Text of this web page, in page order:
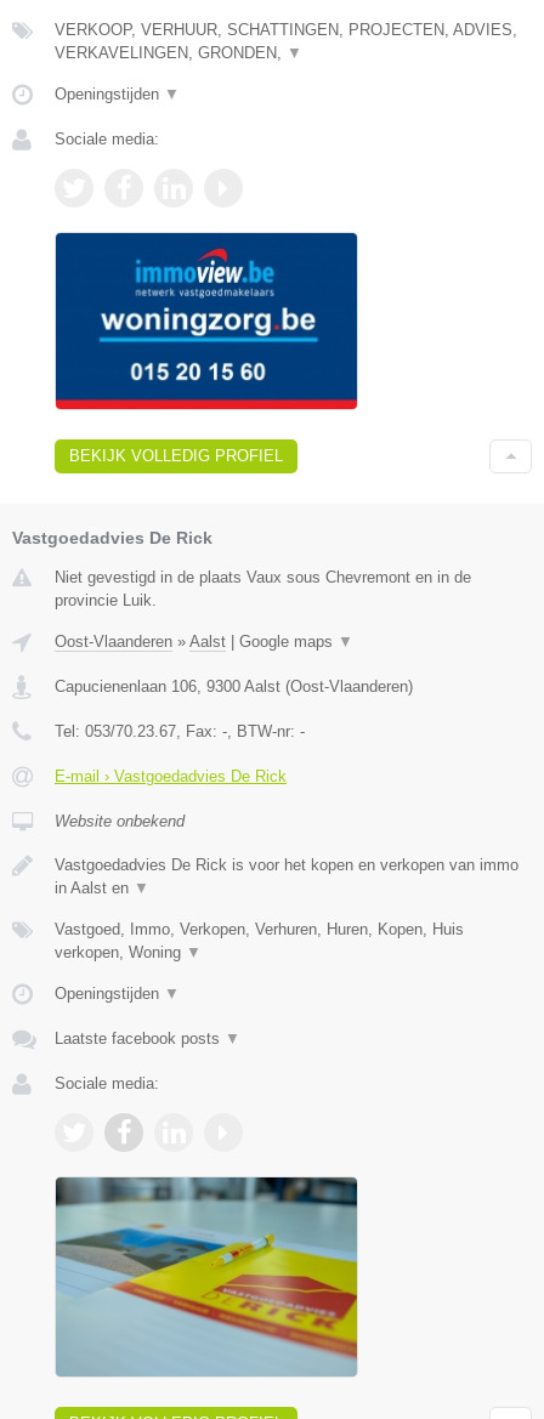
VERKOOP, VERHUUR, SCHATTINGEN, PROJECTEN, ADVIES,
VERKAVELINGEN, GRONDEN,
▼
Openingstijden ▼
Sociale media:
BEKIJK VOLLEDIG PROFIEL
Vastgoedadvies De Rick
Niet gevestigd in de plaats Vaux sous Chevremont en in de
provincie Luik.
Oost-Vlaanderen » Aalst Google maps ▼
Capucienenlaan 106 9300 Aalst (Oost-Vlaanderen)
Tel: 053/70.23.67 , Fax: - , BTW-nr: -
E-mail › Vastgoedadvies De Rick
Website onbekend
Vastgoedadvies De Rick is voor het kopen en verkopen van immo
in Aalst en ▼
Vastgoed, Immo, Verkopen, Verhuren, Huren, Kopen, Huis
verkopen, Woning ▼
Openingstijden ▼
Laatste facebook posts ▼
Sociale media: